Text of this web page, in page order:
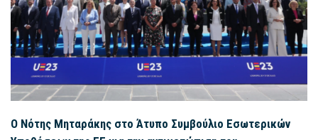
Ο Νότης Μηταράκης στο Άτυπο Συμβούλιο Εσωτερικών